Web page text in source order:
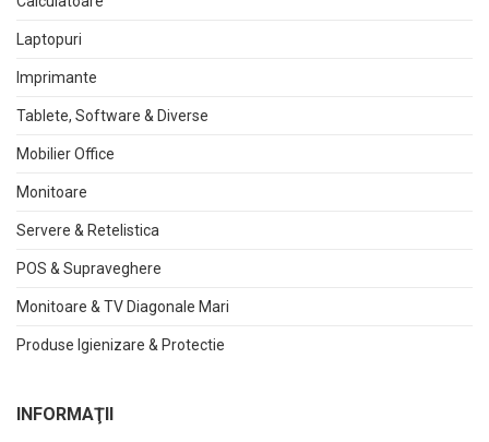
Laptopuri
Imprimante
Tablete, Software & Diverse
Mobilier Office
Monitoare
Servere & Retelistica
POS & Supraveghere
Monitoare & TV Diagonale Mari
Produse Igienizare & Protectie
INFORMAŢII